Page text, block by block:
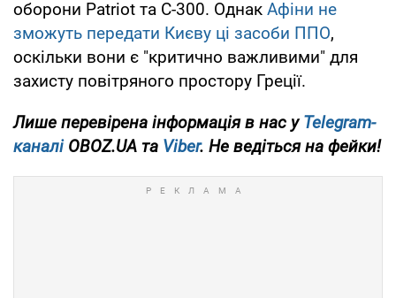
оборони Patriot та С-300. Однак Афіни не
зможуть передати Києву ці засоби ППО,
оскільки вони є "критично важливими" для
захисту повітряного простору Греції.
Лише перевірена інформація в нас уTelegram-
каналіOBOZ.UA та Viber. Не ведіться на фейки!